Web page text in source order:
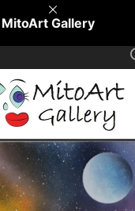
MitoArt Gallery